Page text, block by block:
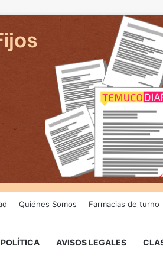
Quiénes Somos Farmacias de turno
POLÍTICA AVISOS LEGALES